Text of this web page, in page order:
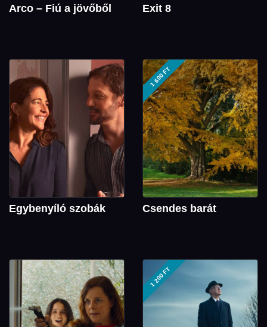
Arco – Fiú a jövőből Exit 8
Egybenyíló szobák
1 600 FT
Csendes barát
1 200 FT